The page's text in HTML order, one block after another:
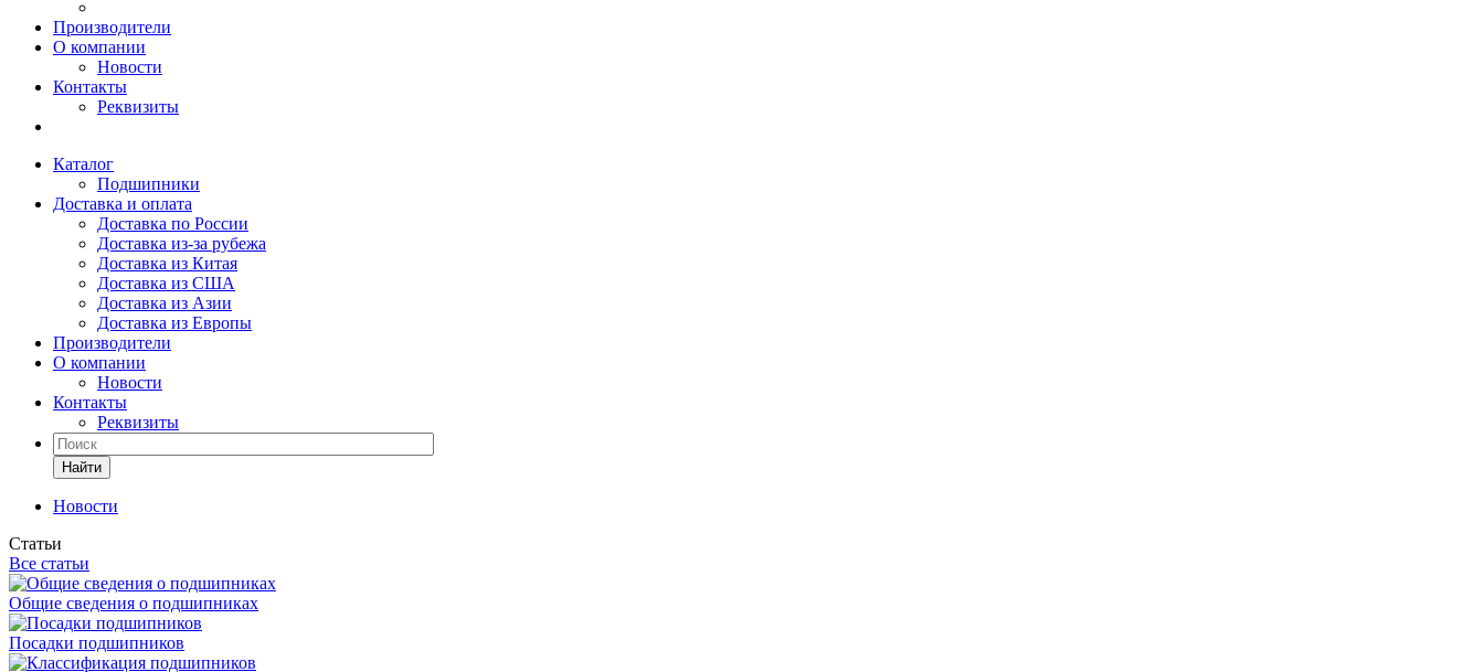
Производители
О компании
Новости
Контакты
Реквизиты
Каталог
Подшипники
Доставка и оплата
Доставка по России
Доставка из-за рубежа
Доставка из Китая
Доставка из США
Доставка из Азии
Доставка из Европы
Производители
О компании
Новости
Контакты
Реквизиты
Найти
Новости
Статьи
Все статьи
Общие сведения о подшипниках
Посадки подшипников